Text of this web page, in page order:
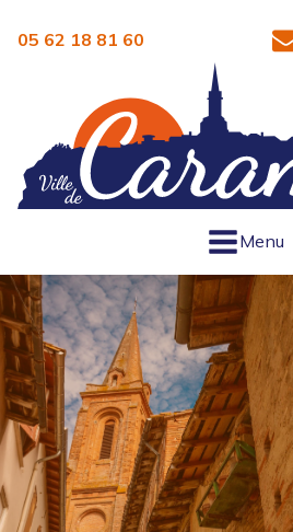
05 62 18 81 60
Menu